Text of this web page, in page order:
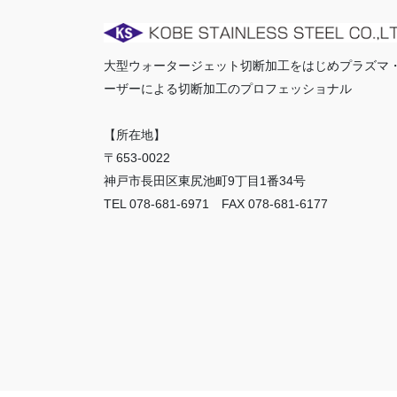
大型ウォータージェット切断加工をはじめプラズマ
ーザーによる切断加工のプロフェッショナル
【所在地】
〒653-0022
神戸市長田区東尻池町9丁目1番34号
TEL 078-681-6971 FAX 078-681-6177